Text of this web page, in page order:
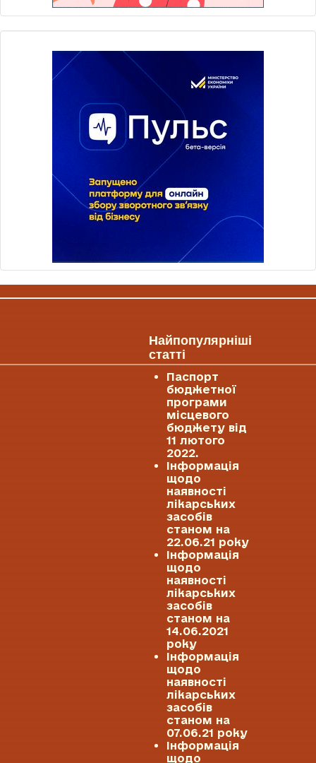
Найпопулярніші
статті
Паспорт
бюджетної
програми
місцевого
бюджету від
11 лютого
2022.
Інформація
щодо
наявності
лікарських
засобів
станом на
22.06.21 року
Інформація
щодо
наявності
лікарських
засобів
станом на
14.06.2021
року
Інформація
щодо
наявності
лікарських
засобів
станом на
07.06.21 року
Інформація
щодо